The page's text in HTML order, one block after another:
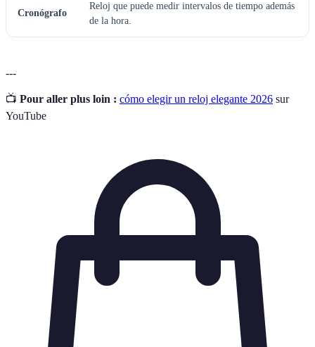
Cronógrafo
Reloj que puede medir intervalos de tiempo además
de la hora.
---
📺 Pour aller plus loin : cómo elegir un reloj elegante 2026 sur
YouTube